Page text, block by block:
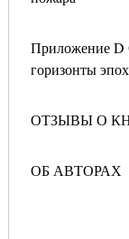
Приложение
горизонты
ОТЗЫВЫ О
ОБ АВТОРАХ